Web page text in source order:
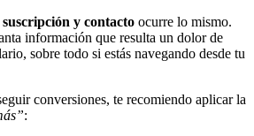
y contacto ocurre lo mismo.
información que resulta un dolor de
sobre todo si estás navegando desde tu
conversiones, te recomiendo aplicar la
: